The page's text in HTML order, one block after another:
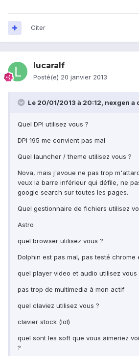
Citer
lucaralf
Posté(e) 20 janvier 2013
Le 20/01/2013 à 20:12, nexgen a
Quel DPI utilisez vous ?
DPI 195 me convient pas mal
Quel launcher / theme utilisez vous ?
Nova, mais j'avoue ne pas trop
veux la barre inférieur qui défile, ne
google search sur toutes les pages.
Quel gestionnaire de fichiers utilisez
Astro
quel browser utilisez vous ?
Dolphin est pas mal, pas testé chrome
quel player video et audio utilisez vous
pas trop de multimedia à mon actif
quel claviez utilisez vous ?
clavier stock (lol)
quel sont les soft que vous aimeriez
?